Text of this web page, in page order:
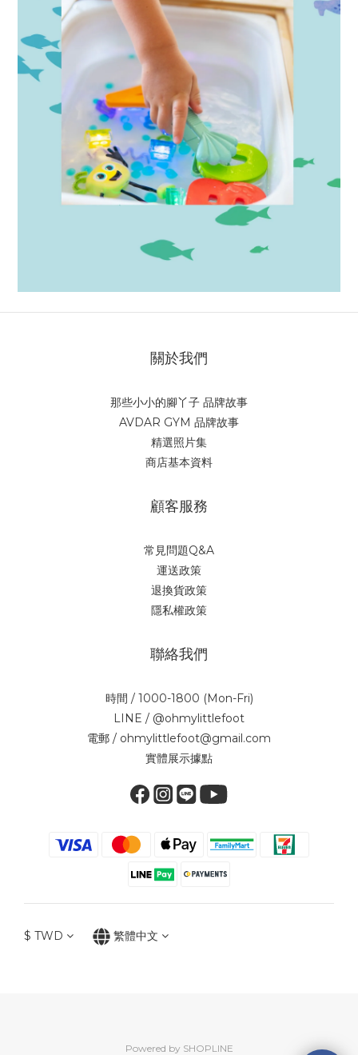
關於我們
那些小小的腳丫子 品牌故事
AVDAR GYM 品牌故事
精選照片集
商店基本資料
顧客服務
常見問題Q&A
運送政策
退換貨政策
隱私權政策
聯絡我們
時間 / 1000-1800 (Mon-Fri)
LINE / @ohmylittlefoot
電郵 / ohmylittlefoot@gmail.com
實體展示據點
$ TWD 繁體中文
Powered by SHOPLINE